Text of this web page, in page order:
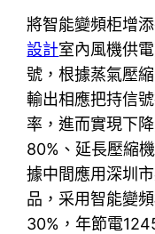
將智能變頻柜增
設計室內風機供
號，根據蒸氣壓
輸出相應把持信
率，進而實現下
80%、延長壓縮
據中間應用深圳
品，采用智能變
30%，年節電